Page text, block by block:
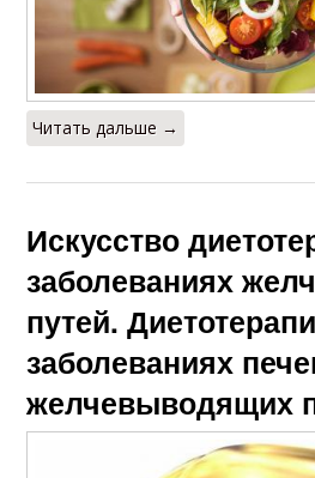
Читать дальше →
Искусство
заболеваниях
путей.
заболеваниях
желчевыводящих